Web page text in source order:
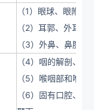
（1）眼球、眼附属
（2）耳郭、外耳道
（3）外鼻、鼻腔和
（4）咽的解剖、
（5）喉咽部和喉
（6）固有口腔、